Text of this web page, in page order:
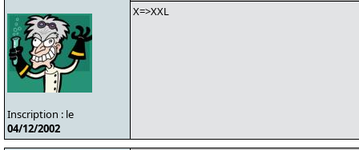
Inscription : le
04/12/2002
X=>XXL